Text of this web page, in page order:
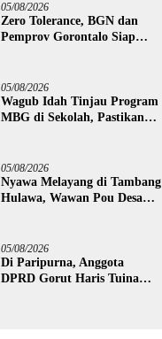
05/08/2026
Zero Tolerance, BGN dan
Pemprov Gorontalo Siap
05/08/2026
Wagub Idah Tinjau Program
MBG di Sekolah, Pastikan
05/08/2026
Nyawa Melayang di Tambang
Hulawa, Wawan Pou Desak
05/08/2026
Di Paripurna, Anggota
DPRD Gorut Haris Tuina